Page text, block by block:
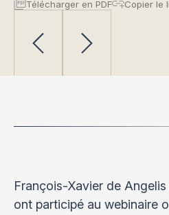
Télécharger en PDF Copier le
François-Xavier de
ont participé au webinaire